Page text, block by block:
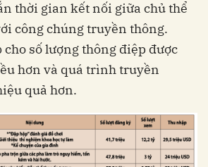
thời gian kết nối giữa chủ thể
công chúng truyền thông.
số lượng thông điệp được
hơn và quá trình truyền
quả hơn.